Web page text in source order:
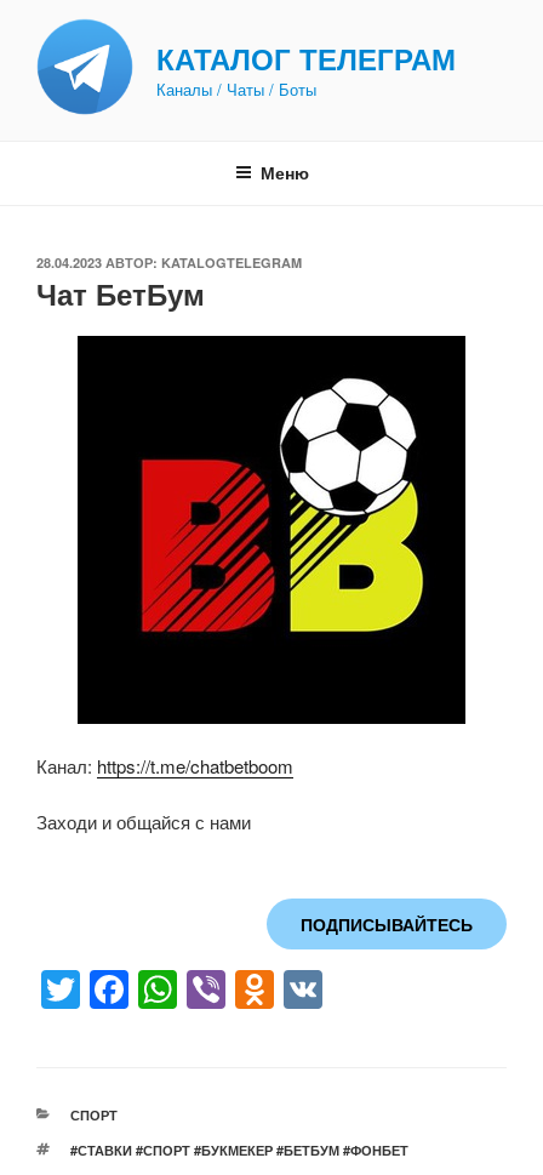
содержимому
КАТАЛОГ ТЕЛЕГРАМ
Каналы / Чаты / Боты
Меню
ОПУБЛИКОВАНО
28.04.2023 АВТОР: KATALOGTELEGRAM
Чат БетБум
Канал: https://t.me/chatbetboom
Заходи и общайся с нами
ПОДПИСЫВАЙТЕСЬ
T
er
F
b
W
A
Vi O
kl
РУБРИКИ
СПОРТ
МЕТКИ
#СТАВКИ #СПОРТ #БУКМЕКЕР #БЕТБУМ #ФОНБЕТ